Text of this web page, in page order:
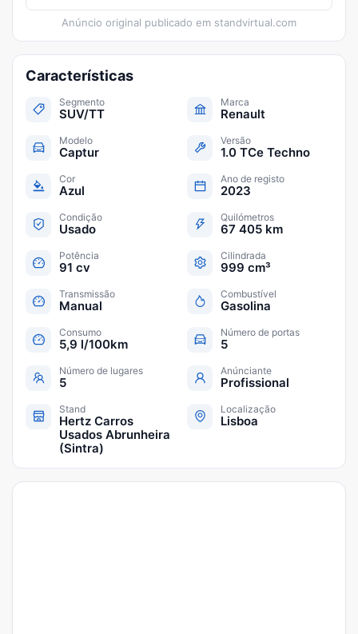
Anúncio original publicado em standvirtual.com
Características
Segmento
SUV/TT
Marca
Renault
Modelo
Captur
Versão
1.0 TCe Techno
Cor
Azul
Ano de registo
2023
Condição
Usado
Quilómetros
67 405 km
Potência
91 cv
Cilindrada
999 cm³
Transmissão
Manual
Combustível
Gasolina
Consumo
5,9 l/100km
Número de portas
5
Número de lugares
5
Anúnciante
Profissional
Stand
Hertz Carros
Usados Abrunheira
(Sintra)
Localização
Lisboa